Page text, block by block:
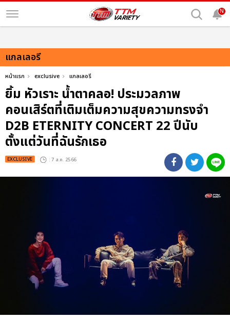
N
แกลเลอรี
หน้าแรก exclusive แกลเลอรี
ยิ้ม หัวเราะ น้ำตาคลอ! ประมวลภาพ
คอนเสิร์ตที่เติมเต็มความสุขความทรงจำ
D2B ETERNITY CONCERT 22 ปีนับ
ตั้งแต่วันที่ฉันรักเธอ
EXCLUSIVE : 7 ส.ค. 2566